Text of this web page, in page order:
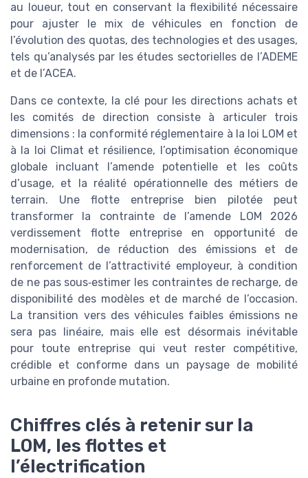
au loueur, tout en conservant la flexibilité nécessaire
pour ajuster le mix de véhicules en fonction de
l’évolution des quotas, des technologies et des usages,
tels qu’analysés par les études sectorielles de l’ADEME
et de l’ACEA.
Dans ce contexte, la clé pour les directions achats et
les comités de direction consiste à articuler trois
dimensions : la conformité réglementaire à la loi LOM et
à la loi Climat et résilience, l’optimisation économique
globale incluant l’amende potentielle et les coûts
d’usage, et la réalité opérationnelle des métiers de
terrain. Une flotte entreprise bien pilotée peut
transformer la contrainte de l’amende LOM 2026
verdissement flotte entreprise en opportunité de
modernisation, de réduction des émissions et de
renforcement de l’attractivité employeur, à condition
de ne pas sous‑estimer les contraintes de recharge, de
disponibilité des modèles et de marché de l’occasion.
La transition vers des véhicules faibles émissions ne
sera pas linéaire, mais elle est désormais inévitable
pour toute entreprise qui veut rester compétitive,
crédible et conforme dans un paysage de mobilité
urbaine en profonde mutation.
Chiffres clés à retenir sur la
LOM, les flottes et
l’électrification